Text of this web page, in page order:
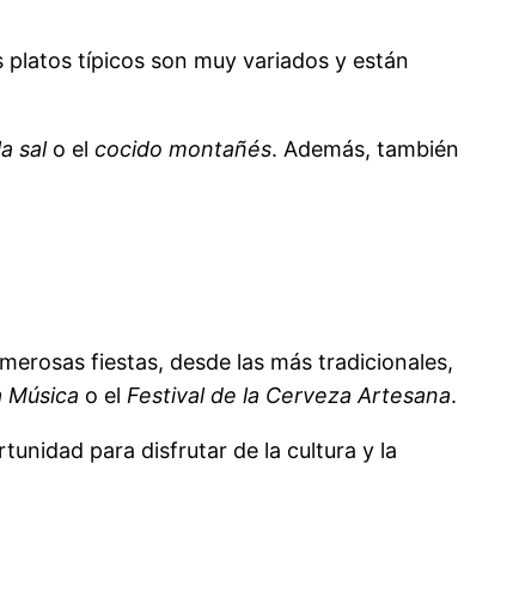
típicos son muy variados y están
salo el cocido montañés. Además, también
fiestas, desde las más tradicionales,
Música o el Festival de la Cerveza Artesana.
para disfrutar de la cultura y la